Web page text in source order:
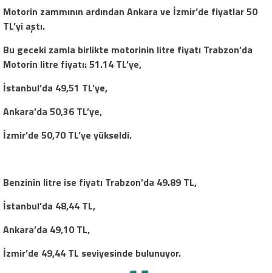
Motorin zammının ardından Ankara ve İzmir’de fiyatlar 50
TL’yi aştı.
Bu geceki zamla birlikte motorinin litre fiyatı Trabzon’da
Motorin litre fiyatı: 51.14 TL’ye,
İstanbul’da 49,51 TL’ye,
Ankara’da 50,36 TL’ye,
İzmir’de 50,70 TL’ye yükseldi.
Benzinin litre ise fiyatı Trabzon’da 49.89 TL,
İstanbul’da 48,44 TL,
Ankara’da 49,10 TL,
İzmir’de 49,44 TL seviyesinde bulunuyor.